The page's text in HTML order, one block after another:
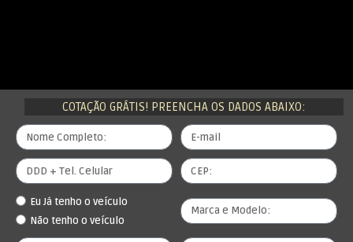
COTAÇÃO GRÁTIS! PREENCHA OS DADOS ABAIXO:
Eu Já tenho o veículo
Não tenho o veículo